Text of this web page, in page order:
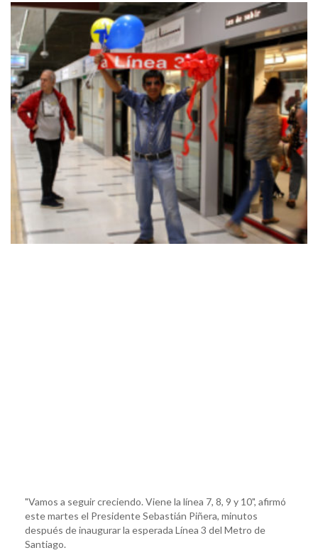
"Vamos a seguir creciendo. Viene la línea 7, 8, 9 y 10", afirmó
este martes el Presidente Sebastián Piñera, minutos
después de inaugurar la esperada Línea 3 del Metro de
Santiago.